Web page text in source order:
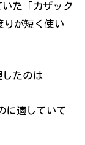
た「 カザック
りが短く使い
たのは
に適していて